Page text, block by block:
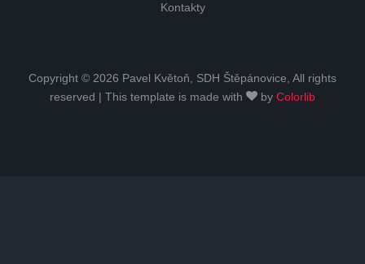
Kontakty
Copyright © 2026 Pavel Květoň, SDH Štěpánovice, All rights
reserved | This template is made with
by Colorlib